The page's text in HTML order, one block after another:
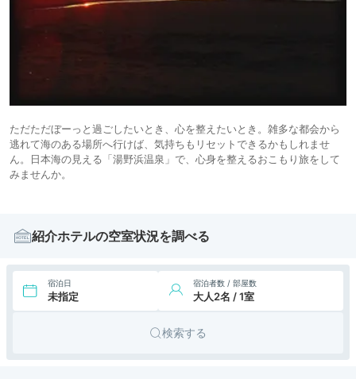
ただただぼーっと過ごしたいとき、心を整えたいとき。雑多な都会から
逃れて海のある場所へ行けば、気持ちもリセットできるかもしれませ
ん。日本海の見える「湯野浜温泉」で、心身を整えるおこもり旅をして
みませんか。
紹介ホテルの空室状況を調べる
宿泊日
未指定
宿泊者数 / 部屋数
大人2名 / 1室
検索する